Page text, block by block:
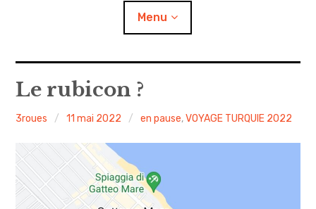
Menu
A propos
Confidentialité
Contact
Itinéraire(s)
Le rubicon ?
3roues 11 mai 2022 en pause,VOYAGE TURQUIE 2022